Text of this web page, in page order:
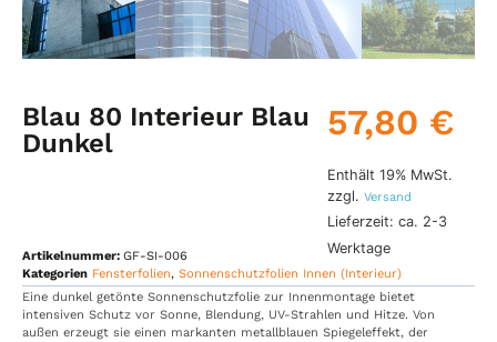
Blau 80 Interieur Blau
Dunkel
57,80 €
Enthält 19% MwSt.
zzgl. Versand
Lieferzeit: ca. 2-3
Werktage
Artikelnummer: GF-SI-006
Kategorien Fensterfolien, Sonnenschutzfolien Innen (Interieur)
Eine dunkel getönte Sonnenschutzfolie zur Innenmontage bietet
intensiven Schutz vor Sonne, Blendung, UV-Strahlen und Hitze. Von
außen erzeugt sie einen markanten metallblauen Spiegeleffekt, der